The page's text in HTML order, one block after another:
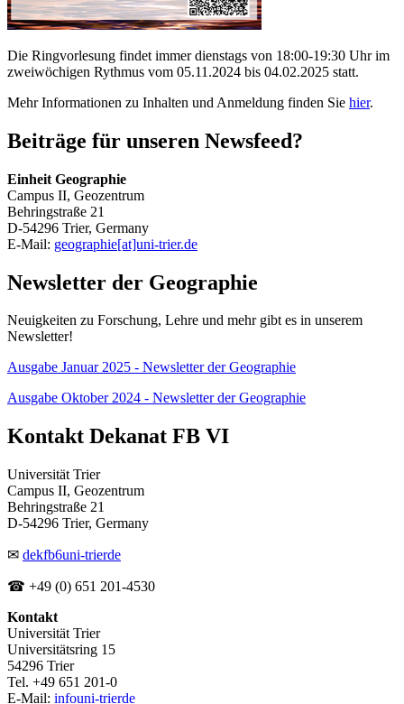
Die Ringvorlesung findet immer dienstags von 18:00-19:30 Uhr im
zweiwöchigen Rythmus vom 05.11.2024 bis 04.02.2025 statt.
Mehr Informationen zu Inhalten und Anmeldung finden Sie hier.
Beiträge für unseren Newsfeed?
Einheit Geographie
Campus II, Geozentrum
Behringstraße 21
D-54296 Trier, Germany
E-Mail: geographie[at]uni-trier.de
Newsletter der Geographie
Neuigkeiten zu Forschung, Lehre und mehr gibt es in unserem
Newsletter!
Ausgabe Januar 2025 - Newsletter der Geographie
Ausgabe Oktober 2024 - Newsletter der Geographie
Kontakt Dekanat FB VI
Universität Trier
Campus II, Geozentrum
Behringstraße 21
D-54296 Trier, Germany
✉ dekfb6uni-trierde
☎ +49 (0) 651 201-4530
Kontakt
Universität Trier
Universitätsring 15
54296 Trier
Tel. +49 651 201-0
E-Mail: infouni-trierde